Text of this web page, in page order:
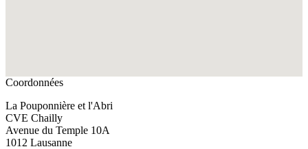
Coordonnées
La Pouponnière et l'Abri
CVE Chailly
Avenue du Temple 10A
1012 Lausanne